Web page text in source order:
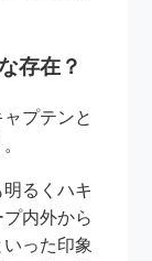
存在？
プテンと
るくハキ
内外から
いった印象